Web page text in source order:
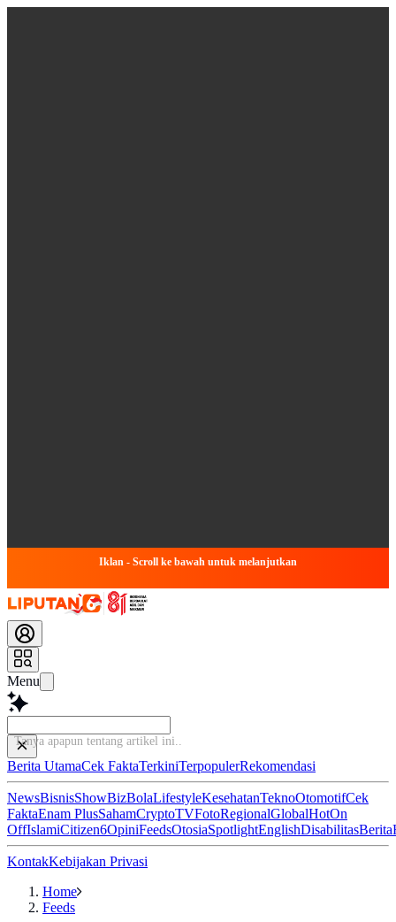
Iklan - Scroll ke bawah untuk melanjutkan
Menu
Tanya apapun ten
Berita UtamaCek FaktaTerkiniTerpopulerRekomendasi
NewsBisnisShowBizBolaLifestyleKesehatanTeknoOtomotifCek
FaktaEnam PlusSahamCryptoTVFotoRegionalGlobalHotOn
OffIslamiCitizen6OpiniFeedsOtosiaSpotlightEnglishDisabilitasBerita
KontakKebijakan Privasi
Home
Feeds